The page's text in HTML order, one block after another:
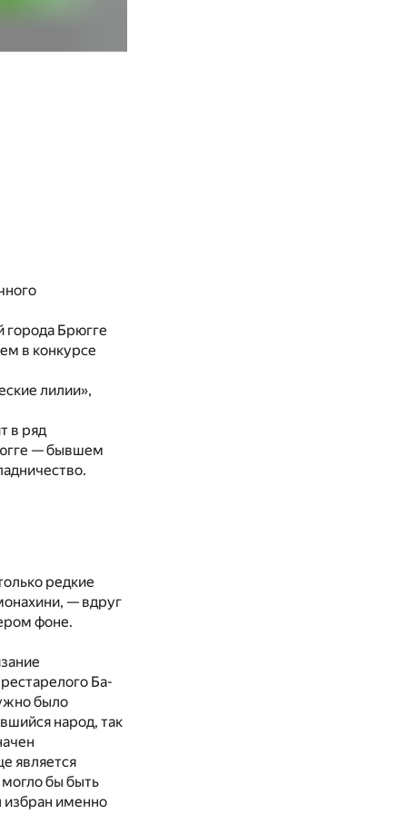
Брюгге
в конкурсе
лилии»,
в ряд
— бывшем
редкие
— вдруг
фоне.
Ба-
было
народ, так
является
бы быть
именно